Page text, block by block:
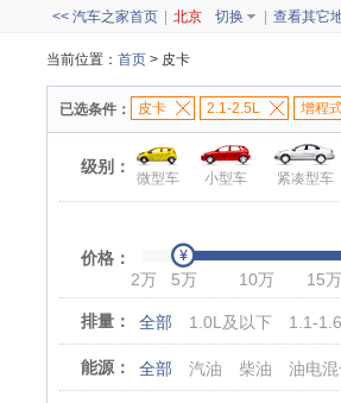
<< 汽车之家首页 北京 切换 查看其它
当前位置： 首页 > 皮卡
已选条件： 皮卡 2.1-2.5L 增程
级别：
微型车 小型车 紧凑型车
价格：
2万 5万 10万 15万
排量： 全部 1.0L及以下 1.1-
能源： 全部 汽油 柴油 油电混